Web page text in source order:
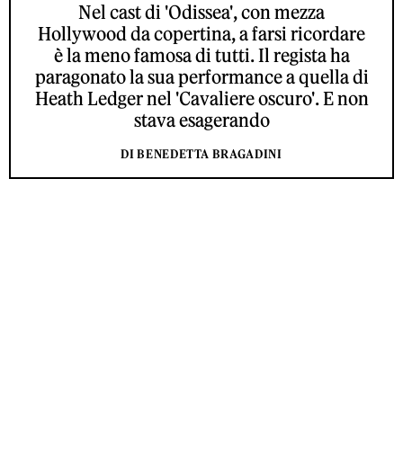
Nel cast di 'Odissea', con mezza
Hollywood da copertina, a farsi ricordare
è la meno famosa di tutti. Il regista ha
paragonato la sua performance a quella di
Heath Ledger nel 'Cavaliere oscuro'. E non
stava esagerando
DI BENEDETTA BRAGADINI